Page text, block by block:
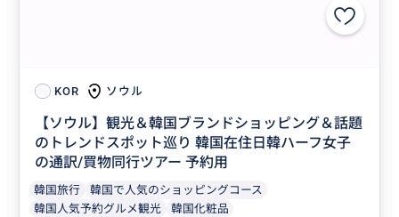
KOR ソウル
【ソウル】観光＆韓国ブランドショッピング＆話題
のトレンドスポット巡り 韓国在住日韓ハーフ女子
の通訳/買物同行ツアー 予約用
韓国旅行
韓国で人気のショッピングコース
韓国人気予約グルメ観光
韓国化粧品